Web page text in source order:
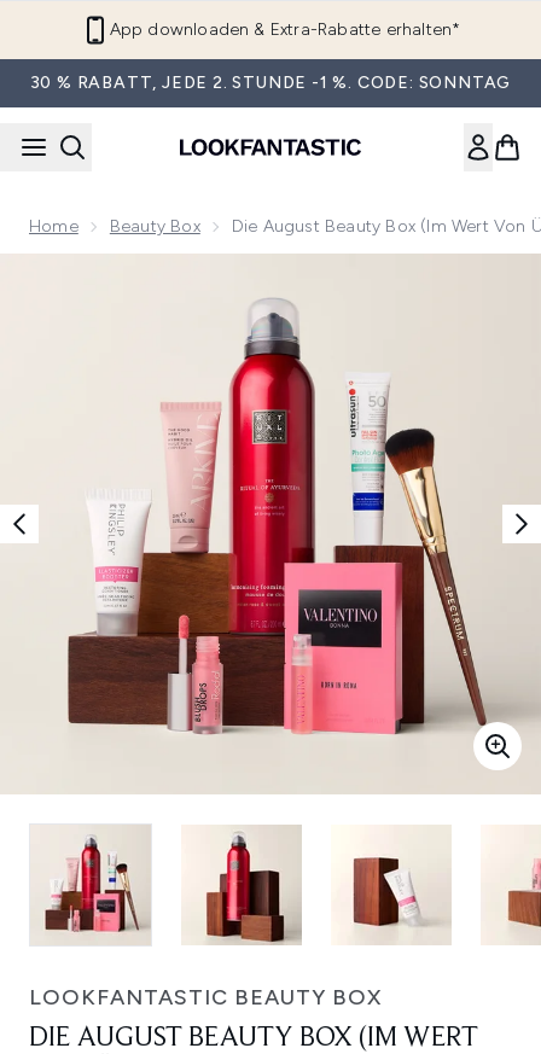
App downloaden & Extra-Rabatte erhalten*
30 % RABATT, JEDE 2. STUNDE -1 %. CODE: SONNTAG
Home Beauty Box Die August Beauty Box (Im Wert Von
LOOKFANTASTIC BEAUTY BOX
DIE AUGUST BEAUTY BOX (IM WERT